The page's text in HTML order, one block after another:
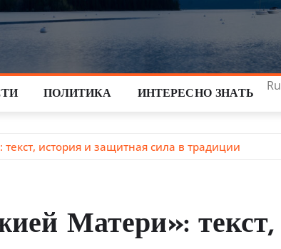
ПОЛИТИКА ИНТЕРЕСНО ЗНАТЬ
Ru
история и защитная сила в традиции
Матери»: текст,